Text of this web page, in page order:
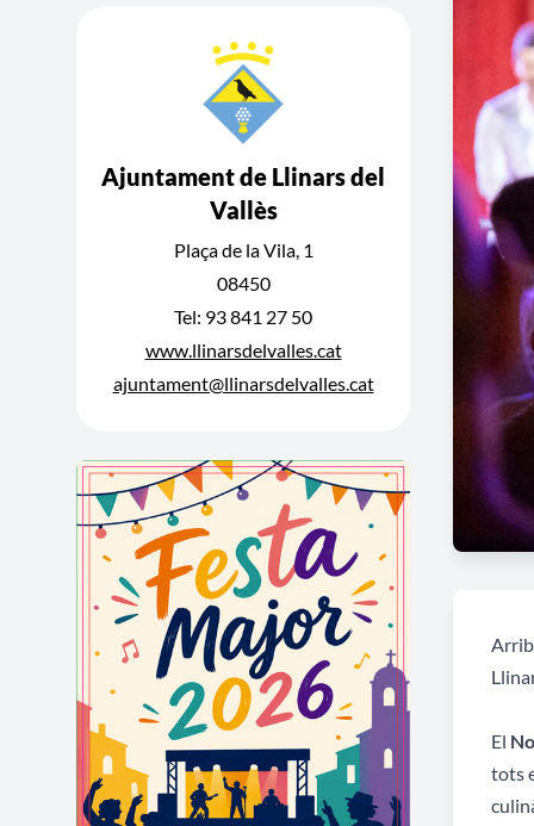
Ajuntament de Llinars del
Vallès
Plaça de la Vila, 1
08450
Tel: 93 841 27 50
www.llinarsdelvalles.cat
ajuntament@llinarsdelvalles.cat
El
tots